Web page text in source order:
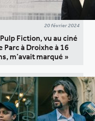
20 février 2024
Fiction, vu au ciné
Parc à Droixhe à 16
m’avait marqué »